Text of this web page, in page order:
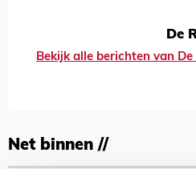
De
Bekijk alle berichten van
Net binnen //